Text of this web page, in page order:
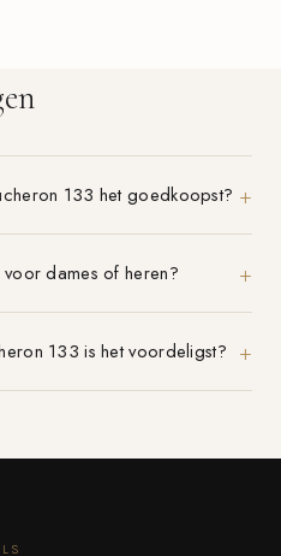
133 het goedkoopst?
dames of heren?
133 is het voordeligst?